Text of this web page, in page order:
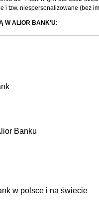
i tzw. niespersonalizowane (bez
W ALIOR BANK'U:
Banku
w polsce i na świecie